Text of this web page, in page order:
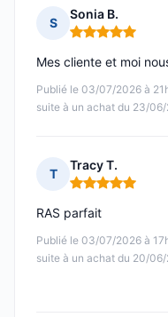
S
Sonia B.
Note : 5 sur 5
Publié le 03/07/2026 à
suite à un achat du 23/
Mes cliente et moi
T
Tracy T.
Note : 5 sur 5
Publié le 03/07/2026 à
suite à un achat du 20/
RAS parfait